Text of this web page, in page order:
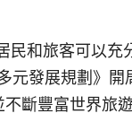
民和旅客可以充
元發展規劃》開
斷豐富世界旅